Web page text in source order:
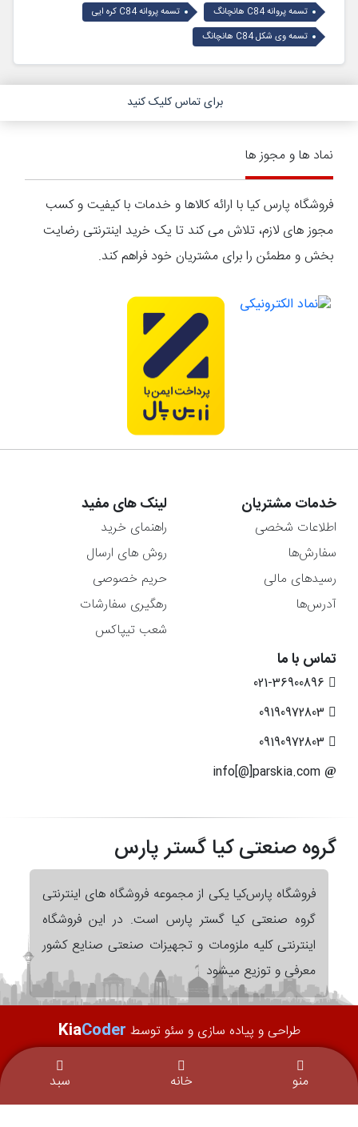
تسمه پروانه C84 هانچانگ
تسمه پروانه C84 کره ایی
تسمه وی شکل C84 هانچانگ
برای تماس کلیک کنید
نماد ها و مجوز ها
فروشگاه پارس کیا با ارائه کالاها و خدمات با کیفیت و کسب
مجوز های لازم، تلاش می کند تا یک خرید اینترنتی رضایت
بخش و مطمئن را برای مشتریان خود فراهم کند.
خدمات مشتریان
اطلاعات شخصی
سفارش‌ها
رسیدهای مالی
آدرس‌ها
لینک های مفید
راهنمای خرید
روش های ارسال
حریم خصوصی
رهگیری سفارشات
شعب تیپاکس
تماس با ما
گروه صنعتی کیا گستر پارس
فروشگاه پارس‌کیا یکی از مجموعه فروشگاه های اینترنتی
گروه صنعتی کیا گستر پارس است. در این فروشگاه
اینترنتی کلیه ملزومات و تجهیزات صنعتی صنایع کشور
معرفی و توزیع میشود
طراحی و پیاده سازی و سئو توسط KiaCoder
پشتیبانی شده توسط سرور های قدرتمند
منو خانه سبد